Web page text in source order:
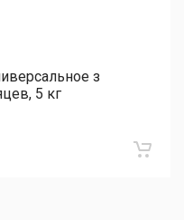
з
5 кг